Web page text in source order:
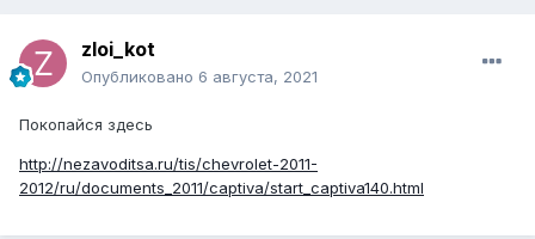
zloi_kot
Опубликовано 6 августа, 2021
Покопайся здесь
http://nezavoditsa.ru/tis/chevrolet-2011-
2012/ru/documents_2011/captiva/start_captiva140.html